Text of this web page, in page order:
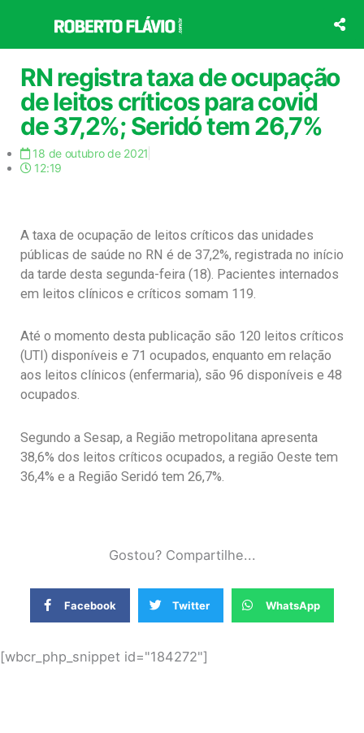
o
conteúdo
RN registra taxa de ocupação
de leitos críticos para covid
de 37,2%; Seridó tem 26,7%
18 de outubro de 2021
12:19
A taxa de ocupação de leitos críticos das unidades
públicas de saúde no RN é de 37,2%, registrada no início
da tarde desta segunda-feira (18). Pacientes internados
em leitos clínicos e críticos somam 119.
Até o momento desta publicação são 120 leitos críticos
(UTI) disponíveis e 71 ocupados, enquanto em relação
aos leitos clínicos (enfermaria), são 96 disponíveis e 48
ocupados.
Segundo a Sesap, a Região metropolitana apresenta
38,6% dos leitos críticos ocupados, a região Oeste tem
36,4% e a Região Seridó tem 26,7%.
Gostou? Compartilhe...
Facebook Twitter WhatsApp
[wbcr_php_snippet id="184272"]